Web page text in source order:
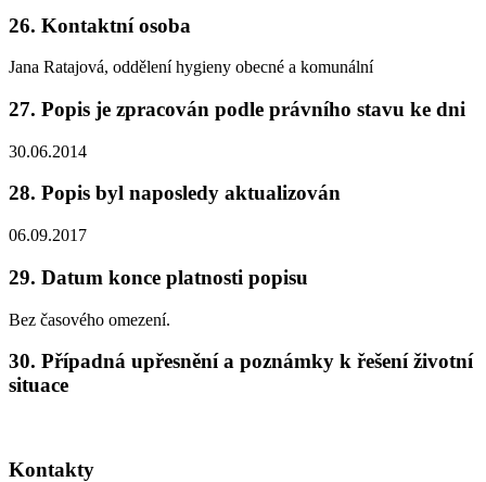
26. Kontaktní osoba
Jana Ratajová, oddělení hygieny obecné a komunální
27. Popis je zpracován podle právního stavu ke dni
30.06.2014
28. Popis byl naposledy aktualizován
06.09.2017
29. Datum konce platnosti popisu
Bez časového omezení.
30. Případná upřesnění a poznámky k řešení životní
situace
Kontakty